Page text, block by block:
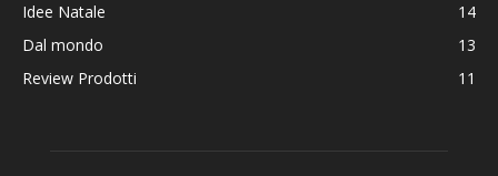
Idee Natale
14
Dal mondo
13
Review Prodotti
11